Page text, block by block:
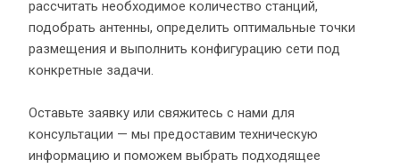
рассчитать необходимое количество станций,
подобрать антенны, определить оптимальные точки
размещения и выполнить конфигурацию сети под
конкретные задачи.
Оставьте заявку или свяжитесь с нами для
консультации — мы предоставим техническую
информацию и поможем выбрать подходящее